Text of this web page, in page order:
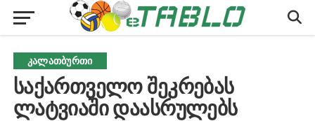
ᲙᲐᲚᲐᲗᲑᲣᲠᲗᲘ
საქართველო შეკრებას
ლატვიაში დაასრულებს